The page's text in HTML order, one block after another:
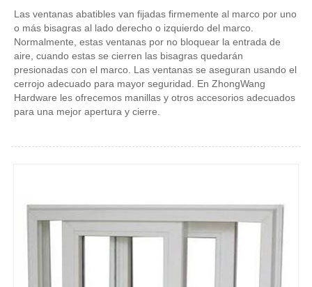
Las ventanas abatibles van fijadas firmemente al marco por uno
o más bisagras al lado derecho o izquierdo del marco.
Normalmente, estas ventanas por no bloquear la entrada de
aire, cuando estas se cierren las bisagras quedarán
presionadas con el marco. Las ventanas se aseguran usando el
cerrojo adecuado para mayor seguridad. En ZhongWang
Hardware les ofrecemos manillas y otros accesorios adecuados
para una mejor apertura y cierre.